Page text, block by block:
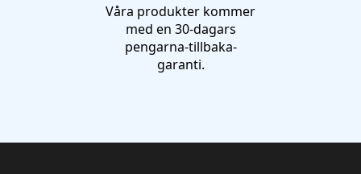
Våra produkter kommer
med en 30-dagars
pengarna-tillbaka-
garanti.